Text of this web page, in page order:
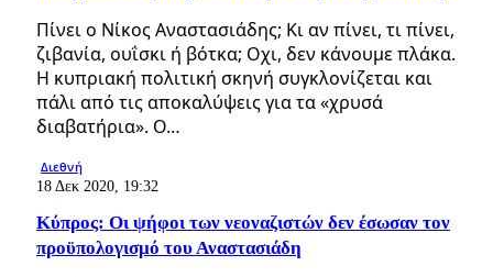
Πίνει ο Νίκος Αναστασιάδης; Κι αν πίνει, τι πίνει,
ζιβανία, ουΐσκι ή βότκα; Οχι, δεν κάνουμε πλάκα.
Η κυπριακή πολιτική σκηνή συγκλονίζεται και
πάλι από τις αποκαλύψεις για τα «χρυσά
διαβατήρια». Ο…
Διεθνή
18 Δεκ 2020, 19:32
Κύπρος: Οι ψήφοι των νεοναζιστών δεν έσωσαν τον
προϋπολογισμό του Αναστασιάδη